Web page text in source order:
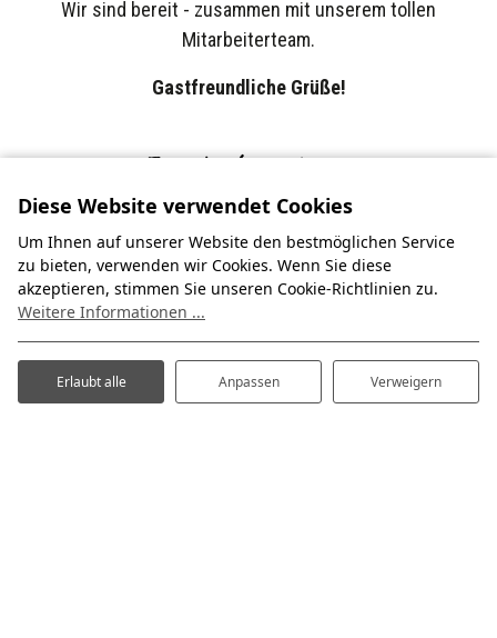
Wir sind bereit - zusammen mit unserem tollen
Mitarbeiterteam.
Gastfreundliche Grüße!
Familie Leendertse
Diese Website verwendet Cookies
Um Ihnen auf unserer Website den bestmöglichen Service
zu bieten, verwenden wir Cookies. Wenn Sie diese
akzeptieren, stimmen Sie unseren Cookie-Richtlinien zu.
Weitere Informationen ...
Erlaubt alle Anpassen Verweigern